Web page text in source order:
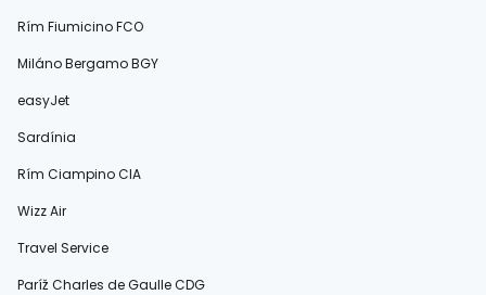
Rím Fiumicino FCO
Miláno Bergamo BGY
easyJet
Sardínia
Rím Ciampino CIA
Wizz Air
Travel Service
Paríž Charles de Gaulle CDG